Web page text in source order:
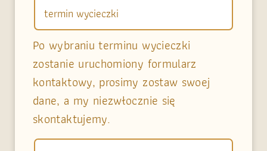
Po wybraniu terminu wycieczki
zostanie uruchomiony formularz
kontaktowy, prosimy zostaw swoej
dane, a my niezwłocznie się
skontaktujemy.